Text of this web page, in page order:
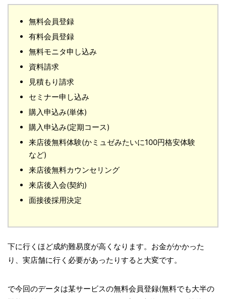
無料会員登録
有料会員登録
無料モニタ申し込み
資料請求
見積もり請求
セミナー申し込み
購入申込み(単体)
購入申込み(定期コース)
来店後無料体験(かミュゼみたいに100円格安体験
など)
来店後無料カウンセリング
来店後入会(契約)
面接後採用決定
下に行くほど成約難易度が高くなります。お金がかかった
り、実店舗に行く必要があったりすると大変です。
で今回のデータは某サービスの無料会員登録(無料でも大半の